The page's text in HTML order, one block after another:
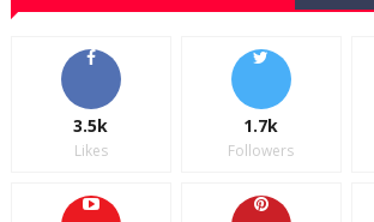
3.5k
Likes
1.7k
Followers